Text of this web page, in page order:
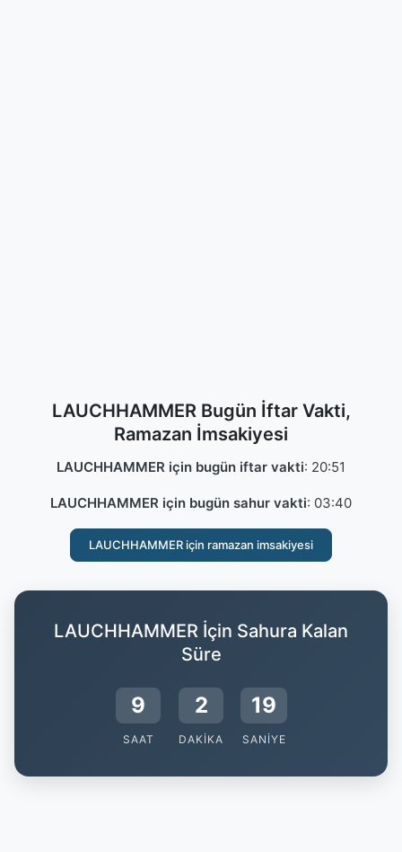
LAUCHHAMMER Bugün İftar Vakti,
Ramazan İmsakiyesi
LAUCHHAMMER için bugün iftar vakti: 20:51
LAUCHHAMMER için bugün sahur vakti: 03:40
LAUCHHAMMER için ramazan imsakiyesi
LAUCHHAMMER İçin Sahura Kalan
Süre
9
SAAT
2
DAKIKA
18
SANIYE